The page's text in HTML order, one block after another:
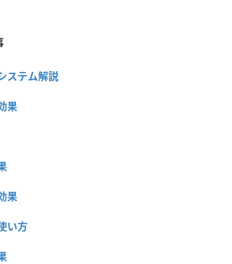
ステム解説
果
果
い方